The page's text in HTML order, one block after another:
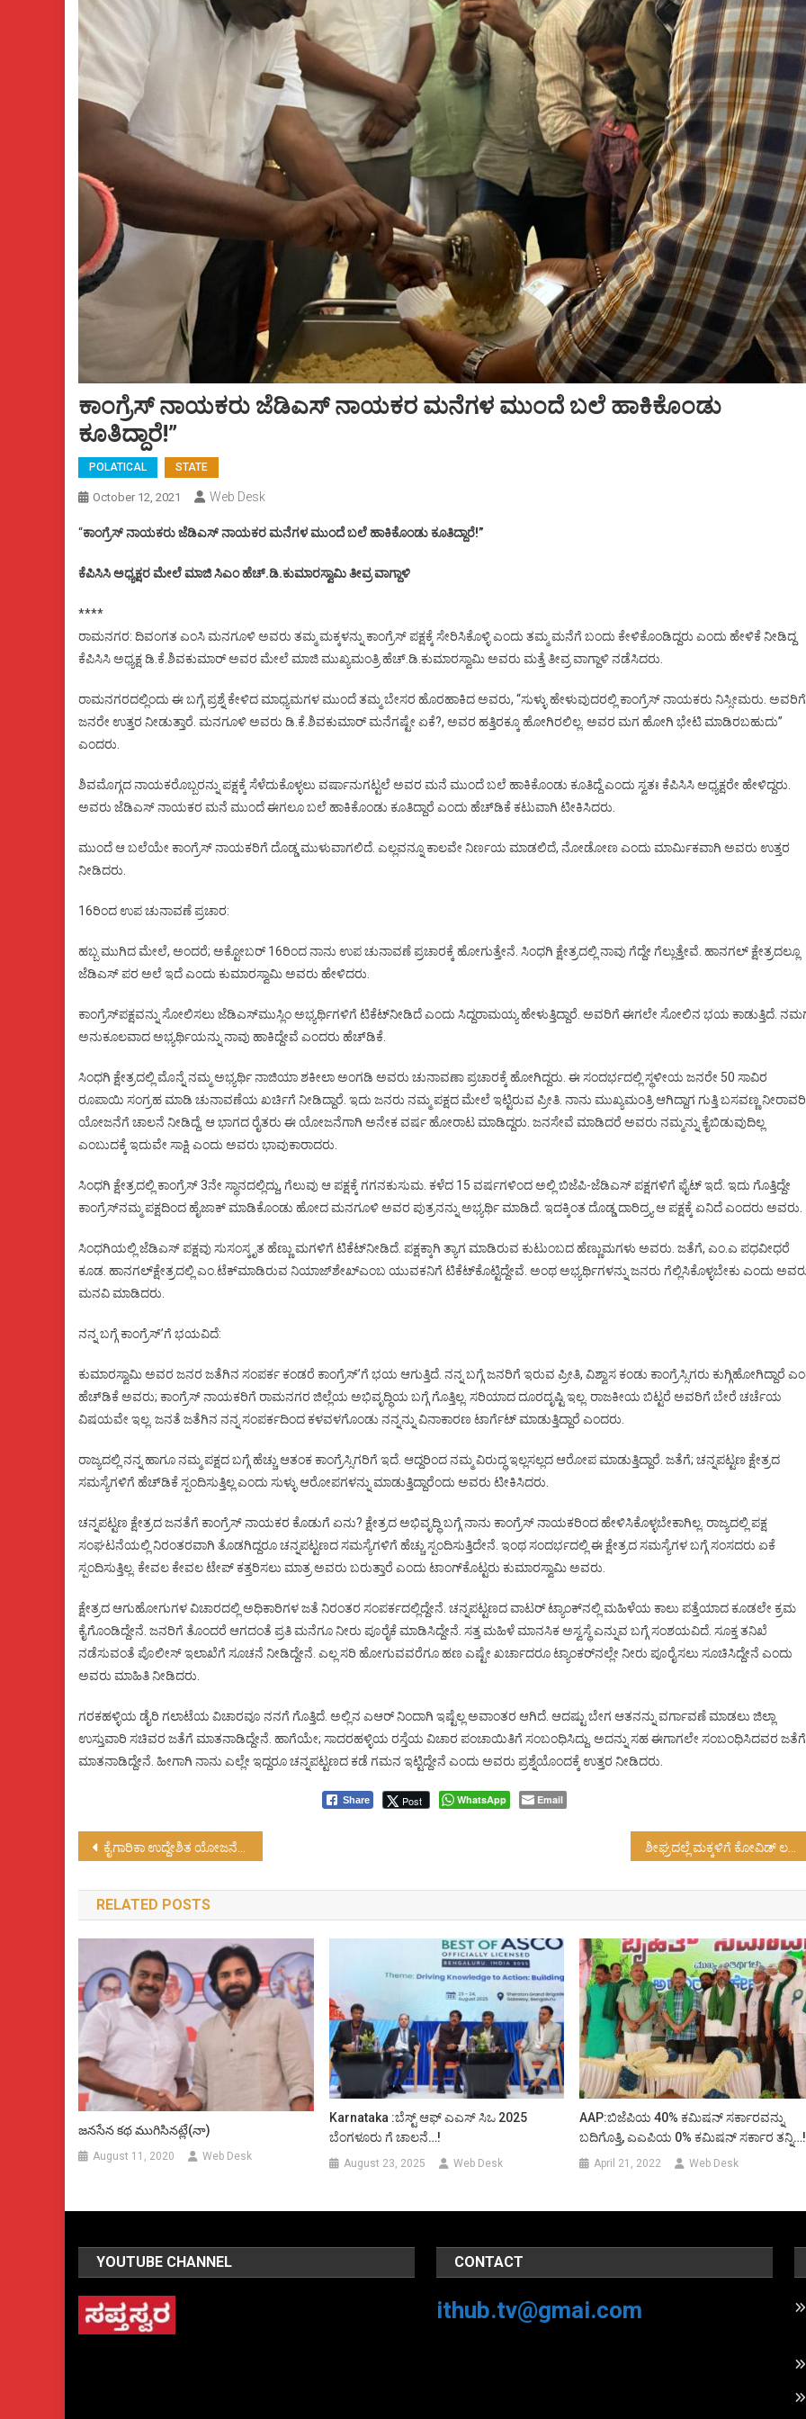
ಕಾಂಗ್ರೆಸ್ ನಾಯಕರು ಜೆಡಿಎಸ್ ನಾಯಕರ ಮನೆಗಳ ಮುಂದೆ ಬಲೆ ಹಾಕಿಕೊಂಡು
ಕೂತಿದ್ದಾರೆ!”
POLATICAL STATE
October 12, 2021 Web Desk
“ಕಾಂಗ್ರೆಸ್ ನಾಯಕರು ಜೆಡಿಎಸ್ ನಾಯಕರ ಮನೆಗಳ ಮುಂದೆ ಬಲೆ ಹಾಕಿಕೊಂಡು ಕೂತಿದ್ದಾರೆ!”
ಕೆಪಿಸಿಸಿ ಅಧ್ಯಕ್ಷರ ಮೇಲೆ ಮಾಜಿ ಸಿಎಂ ಹೆಚ್.ಡಿ.ಕುಮಾರಸ್ವಾಮಿ ತೀವ್ರ ವಾಗ್ದಾಳಿ
****
ರಾಮನಗರ: ದಿವಂಗತ ಎಂಸಿ ಮನಗೂಳಿ ಅವರು ತಮ್ಮ ಮಕ್ಕಳನ್ನು ಕಾಂಗ್ರೆಸ್ ಪಕ್ಷಕ್ಕೆ ಸೇರಿಸಿಕೊಳ್ಳಿ ಎಂದು ತಮ್ಮ ಮನೆಗೆ ಬಂದು ಕೇಳಿಕೊಂಡಿದ್ದರು ಎಂದು ಹೇಳಿಕೆ ನೀಡಿದ್ದ
ಕೆಪಿಸಿಸಿ ಅಧ್ಯಕ್ಷ ಡಿ.ಕೆ.ಶಿವಕುಮಾರ್ ಅವರ ಮೇಲೆ ಮಾಜಿ ಮುಖ್ಯಮಂತ್ರಿ ಹೆಚ್.ಡಿ.ಕುಮಾರಸ್ವಾಮಿ ಅವರು ಮತ್ತೆ ತೀವ್ರ ವಾಗ್ದಾಳಿ ನಡೆಸಿದರು.
ರಾಮನಗರದಲ್ಲಿಂದು ಈ ಬಗ್ಗೆ ಪ್ರಶ್ನೆ ಕೇಳಿದ ಮಾಧ್ಯಮಗಳ ಮುಂದೆ ತಮ್ಮ ಬೇಸರ ಹೊರಹಾಕಿದ ಅವರು, “ಸುಳ್ಳು ಹೇಳುವುದರಲ್ಲಿ ಕಾಂಗ್ರೆಸ್ ನಾಯಕರು ನಿಸ್ಸೀಮರು. ಅವರಿಗೆ
ಜನರೇ ಉತ್ತರ ನೀಡುತ್ತಾರೆ. ಮನಗೂಳಿ ಅವರು ಡಿ.ಕೆ.ಶಿವಕುಮಾರ್ ಮನೆಗಷ್ಟೇ ಏಕೆ?, ಅವರ ಹತ್ತಿರ‌ಕ್ಕೂ ಹೋಗಿರಲಿಲ್ಲ. ಅವರ ಮಗ ಹೋಗಿ ಭೇಟಿ ಮಾಡಿರಬಹುದು”
ಎಂದರು.
ಶಿವಮೊಗ್ಗದ ನಾಯಕರೊಬ್ಬರನ್ನು ಪಕ್ಷಕ್ಕೆ ಸೆಳೆದುಕೊಳ್ಳಲು ವರ್ಷಾನುಗಟ್ಟಲೆ ಅವರ ಮನೆ ಮುಂದೆ ಬಲೆ ಹಾಕಿಕೊಂಡು ಕೂತಿದ್ದೆ ಎಂದು ಸ್ವತಃ ಕೆಪಿಸಿಸಿ ಅಧ್ಯಕ್ಷರೇ ಹೇಳಿದ್ದರು.
ಅವರು ಜೆಡಿಎಸ್‌ ನಾಯಕರ ಮನೆ ಮುಂದೆ ಈಗಲೂ ಬಲೆ ಹಾಕಿಕೊಂಡು ಕೂತಿದ್ದಾರೆ ಎಂದು ಹೆಚ್‌ಡಿಕೆ ಕಟುವಾಗಿ ಟೀಕಿಸಿದರು.
ಮುಂದೆ ಆ ಬಲೆಯೇ ಕಾಂಗ್ರೆಸ್‌ ನಾಯಕರಿಗೆ ದೊಡ್ಡ ಮುಳುವಾಗಲಿದೆ. ಎಲ್ಲವನ್ನೂ ಕಾಲವೇ ನಿರ್ಣಯ ಮಾಡಲಿದೆ, ನೋಡೋಣ ಎಂದು ಮಾರ್ಮಿಕವಾಗಿ ಅವರು ಉತ್ತರ
ನೀಡಿದರು.
16ರಿಂದ ಉಪ ಚುನಾವಣೆ ಪ್ರಚಾರ:
ಹಬ್ಬ ಮುಗಿದ ಮೇಲೆ, ಅಂದರೆ; ಅಕ್ಟೋಬರ್ 16ರಿಂದ ನಾನು ಉಪ ಚುನಾವಣೆ ಪ್ರಚಾರಕ್ಕೆ ಹೋಗುತ್ತೇನೆ. ಸಿಂಧಗಿ ಕ್ಷೇತ್ರದಲ್ಲಿ ನಾವು ಗೆದ್ದೇ ಗೆಲ್ಲುತ್ತೇವೆ. ಹಾನಗಲ್ ಕ್ಷೇತ್ರದಲ್ಲೂ
ಜೆಡಿಎಸ್ ಪರ ಅಲೆ ಇದೆ ಎಂದು ಕುಮಾರಸ್ವಾಮಿ ಅವರು ಹೇಳಿದರು.
ಕಾಂಗ್ರೆಸ್‌ಪಕ್ಷವನ್ನು ಸೋಲಿಸಲು ಜೆಡಿಎಸ್‌ಮುಸ್ಲಿಂ ಅಭ್ಯರ್ಥಿಗಳಿಗೆ ಟಿಕೆಟ್‌ನೀಡಿದೆ ಎಂದು ಸಿದ್ದರಾಮಯ್ಯ ಹೇಳುತ್ತಿದ್ದಾರೆ. ಅವರಿಗೆ ಈಗಲೇ ಸೋಲಿನ ಭಯ ಕಾಡುತ್ತಿದೆ.
ಅನುಕೂಲವಾದ ಅಭ್ಯರ್ಥಿಯನ್ನು ನಾವು ಹಾಕಿದ್ದೇವೆ ಎಂದರು ಹೆಚ್‌ಡಿಕೆ.
ಸಿಂಧಗಿ ಕ್ಷೇತ್ರದಲ್ಲಿ ಮೊನ್ನೆ ನಮ್ಮ ಅಭ್ಯರ್ಥಿ ನಾಜಿಯಾ ಶಕೀಲಾ ಅಂಗಡಿ ಅವರು ಚುನಾವಣಾ ಪ್ರಚಾರಕ್ಕೆ ಹೋಗಿದ್ದರು. ಈ ಸಂದರ್ಭದಲ್ಲಿ ಸ್ಥಳೀಯ ಜನರೇ 50 ಸಾವಿರ
ರೂಪಾಯಿ ಸಂಗ್ರಹ ಮಾಡಿ ಚುನಾವಣೆಯ ಖರ್ಚಿಗೆ ನೀಡಿದ್ದಾರೆ. ಇದು ಜನರು ನಮ್ಮ ಪಕ್ಷದ ಮೇಲೆ ಇಟ್ಟಿರುವ ಪ್ರೀತಿ. ನಾನು ಮುಖ್ಯಮಂತ್ರಿ ಆಗಿದ್ದಾಗ ಗುತ್ತಿ ಬಸವಣ್ಣ ನೀರಾವರಿ
ಯೋಜನೆಗೆ ಚಾಲನೆ ನೀಡಿದ್ದೆ. ಆ ಭಾಗದ ರೈತರು ಈ ಯೋಜನೆಗಾಗಿ ಅನೇಕ ವರ್ಷ ಹೋರಾಟ ಮಾಡಿದ್ದರು. ಜನಸೇವೆ ಮಾಡಿದರೆ ಅವರು ನಮ್ಮನ್ನು ಕೈಬಿಡುವುದಿಲ್ಲ
ಎಂಬುದಕ್ಕೆ ಇದುವೇ ಸಾಕ್ಷಿ ಎಂದು ಅವರು ಭಾವುಕಾರಾದರು.
ಸಿಂಧಗಿ ಕ್ಷೇತ್ರದಲ್ಲಿ ಕಾಂಗ್ರೆಸ್ 3ನೇ ಸ್ಥಾನದಲ್ಲಿದ್ದು, ಗೆಲುವು ಆ ಪಕ್ಷಕ್ಕೆ ಗಗನಕುಸುಮ. ಕಳೆದ 15 ವರ್ಷಗಳಿಂದ ಅಲ್ಲಿ ಬಿಜೆಪಿ-ಜೆಡಿಎಸ್ ಪಕ್ಷಗಳಿಗೆ ಫೈಟ್ ಇದೆ. ಇದು ಗೊತ್ತಿದ್ದೇ
ಕಾಂಗ್ರೆಸ್‌ನಮ್ಮ ಪಕ್ಷದಿಂದ ಹೈಜಾಕ್ ಮಾಡಿಕೊಂಡು ಹೋದ ಮನಗೂಳಿ ಅವರ ಪುತ್ರನನ್ನು ಅಭ್ಯರ್ಥಿ ಮಾಡಿದೆ. ಇದಕ್ಕಿಂತ ದೊಡ್ಡ ದಾರಿದ್ರ್ಯ ಆ ಪಕ್ಷಕ್ಕೆ ಏನಿದೆ ಎಂದರು ಅವರು.
ಸಿಂಧಗಿಯಲ್ಲಿ ಜೆಡಿಎಸ್ ಪಕ್ಷವು ಸುಸಂಸ್ಕೃತ ಹೆಣ್ಣು ಮಗಳಿಗೆ ಟಿಕೆಟ್‌ನೀಡಿದೆ. ಪಕ್ಷಕ್ಕಾಗಿ ತ್ಯಾಗ ಮಾಡಿರುವ ಕುಟುಂಬದ ಹೆಣ್ಣುಮಗಳು ಅವರು. ಜತೆಗೆ, ಎಂ.ಎ ಪಧವೀಧರೆ
ಕೂಡ. ಹಾನಗಲ್‌ಕ್ಷೇತ್ರದಲ್ಲಿ ಎಂ.ಟೆಕ್‌ಮಾಡಿರುವ ನಿಯಾಜ್‌ಶೇಖ್‌ಎಂಬ ಯುವಕನಿಗೆ ಟಿಕೆಟ್‌ಕೊಟ್ಟಿದ್ದೇವೆ. ಅಂಥ ಅಭ್ಯರ್ಥಿಗಳನ್ನು ಜನರು ಗೆಲ್ಲಿಸಿಕೊಳ್ಳಬೇಕು ಎಂದು
ಮನವಿ ಮಾಡಿದರು.
ನನ್ನ ಬಗ್ಗೆ ಕಾಂಗ್ರೆಸ್‌ʼಗೆ ಭಯವಿದೆ:
ಕುಮಾರಸ್ವಾಮಿ ಅವರ ಜನರ ಜತೆಗಿನ ಸಂಪರ್ಕ ಕಂಡರೆ ಕಾಂಗ್ರೆಸ್‌ʼಗೆ ಭಯ ಆಗುತ್ತಿದೆ. ನನ್ನ ಬಗ್ಗೆ ಜನರಿಗೆ ಇರುವ ಪ್ರೀತಿ, ವಿಶ್ವಾಸ ಕಂಡು ಕಾಂಗ್ರೆಸ್ಸಿಗರು ಕುಗ್ಗಿಹೋಗಿದ್ದಾರೆ
ಹೆಚ್‌ಡಿಕೆ ಅವರು; ಕಾಂಗ್ರೆಸ್ ನಾಯಕರಿಗೆ ರಾಮನಗರ ಜಿಲ್ಲೆಯ ಅಭಿವೃದ್ಧಿಯ ಬಗ್ಗೆ ಗೊತ್ತಿಲ್ಲ. ಸರಿಯಾದ ದೂರದೃಷ್ಟಿ ಇಲ್ಲ. ರಾಜಕೀಯ ಬಿಟ್ಟರೆ ಅವರಿಗೆ ಬೇರೆ ಚರ್ಚೆಯ
ವಿಷಯವೇ ಇಲ್ಲ. ಜನತೆ ಜತೆಗಿನ ನನ್ನ ಸಂಪರ್ಕದಿಂದ ಕಳವಳಗೊಂಡು ನನ್ನನ್ನು ವಿನಾಕಾರಣ ಟಾರ್ಗೆಟ್ ಮಾಡುತ್ತಿದ್ದಾರೆ ಎಂದರು.
ರಾಜ್ಯದಲ್ಲಿ ನನ್ನ ಹಾಗೂ ನಮ್ಮ ಪಕ್ಷದ ಬಗ್ಗೆ ಹೆಚ್ಚು ಆತಂಕ ಕಾಂಗ್ರೆಸ್ಸಿಗರಿಗೆ ಇದೆ. ಆದ್ದರಿಂದ ನಮ್ಮ ವಿರುದ್ಧ ಇಲ್ಲಸಲ್ಲದ ಆರೋಪ ಮಾಡುತ್ತಿದ್ದಾರೆ. ಜತೆಗೆ; ಚನ್ನಪಟ್ಟಣ ಕ್ಷೇತ್ರದ
ಸಮಸ್ಯೆಗಳಿಗೆ ಹೆಚ್‌ಡಿಕೆ ಸ್ಪಂದಿಸುತ್ತಿಲ್ಲ ಎಂದು ಸುಳ್ಳು ಆರೋಪಗಳನ್ನು ಮಾಡುತ್ತಿದ್ದಾರೆಂದು ಅವರು ಟೀಕಿಸಿದರು.
ಚನ್ನಪಟ್ಟಣ ಕ್ಷೇತ್ರದ ಜನತೆಗೆ ಕಾಂಗ್ರೆಸ್ ನಾಯಕರ ಕೊಡುಗೆ ಏನು? ಕ್ಷೇತ್ರದ ಅಭಿವೃದ್ಧಿ ಬಗ್ಗೆ ನಾನು ಕಾಂಗ್ರೆಸ್ ನಾಯಕರಿಂದ ಹೇಳಿಸಿಕೊಳ್ಳಬೇಕಾಗಿಲ್ಲ. ರಾಜ್ಯದಲ್ಲಿ ಪಕ್ಷ
ಸಂಘಟನೆಯಲ್ಲಿ ನಿರಂತರವಾಗಿ ತೊಡಗಿದ್ದರೂ ಚನ್ನಪಟ್ಟಣದ ಸಮಸ್ಯೆಗಳಿಗೆ ಹೆಚ್ಚು ಸ್ಪಂದಿಸುತ್ತಿದೇನೆ. ಇಂಥ ಸಂದರ್ಭದಲ್ಲಿ ಈ ಕ್ಷೇತ್ರದ ಸಮಸ್ಯೆಗಳ ಬಗ್ಗೆ ಸಂಸದರು ಏಕೆ
ಸ್ಪಂದಿಸುತ್ತಿಲ್ಲ. ಕೇವಲ ಕೇವಲ ಟೇಪ್ ಕತ್ತರಿಸಲು ಮಾತ್ರ ಅವರು ಬರುತ್ತಾರೆ ಎಂದು ಟಾಂಗ್‌ಕೊಟ್ಟರು ಕುಮಾರಸ್ವಾಮಿ ಅವರು.
ಕ್ಷೇತ್ರದ ಆಗುಹೋಗುಗಳ ವಿಚಾರದಲ್ಲಿ ಅಧಿಕಾರಿಗಳ ಜತೆ ನಿರಂತರ ಸಂಪರ್ಕದಲ್ಲಿದ್ದೇನೆ. ಚನ್ನಪಟ್ಟಣದ ವಾಟರ್ ಟ್ಯಾಂಕ್‌ನಲ್ಲಿ ಮಹಿಳೆಯ ಕಾಲು ಪತ್ತೆಯಾದ ಕೂಡಲೇ ಕ್ರಮ
ಕೈಗೊಂಡಿದ್ದೇನೆ. ಜನರಿಗೆ ತೊಂದರೆ ಆಗದಂತೆ ಪ್ರತಿ ಮನೆಗೂ ನೀರು ಪೂರೈಕೆ ಮಾಡಿಸಿದ್ದೇನೆ. ಸತ್ತ ಮಹಿಳೆ ಮಾನಸಿಕ ಅಸ್ವಸ್ಥೆ ಎನ್ನುವ ಬಗ್ಗೆ ಸಂಶಯವಿದೆ. ಸೂಕ್ತ ತನಿಖೆ
ನಡೆಸುವಂತೆ ಪೊಲೀಸ್ ಇಲಾಖೆಗೆ ಸೂಚನೆ ನೀಡಿದ್ದೇನೆ. ಎಲ್ಲ ಸರಿ ಹೋಗುವವರೆಗೂ ಹಣ ಎಷ್ಟೇ ಖರ್ಚಾದರೂ ಟ್ಯಾಂಕರ್‌‌ನಲ್ಲೇ ನೀರು ಪೂರೈಸಲು ಸೂಚಿಸಿದ್ದೇನೆ ಎಂದು
ಅವರು ಮಾಹಿತಿ ನೀಡಿದರು.
ಗರಕಹಳ್ಳಿಯ ಡೈರಿ ಗಲಾಟೆಯ ವಿಚಾರವೂ ನನಗೆ ಗೊತ್ತಿದೆ. ಅಲ್ಲಿನ ಎಆರ್ ನಿಂದಾಗಿ ಇಷ್ಟೆಲ್ಲ ಅವಾಂತರ ಆಗಿದೆ. ಆದಷ್ಟು ಬೇಗ ಆತನನ್ನು ವರ್ಗಾವಣೆ ಮಾಡಲು ಜಿಲ್ಲಾ
ಉಸ್ತುವಾರಿ ಸಚಿವರ ಜತೆಗೆ ಮಾತನಾಡಿದ್ದೇನೆ. ಹಾಗೆಯೇ; ಸಾದರಹಳ್ಳಿಯ ರಸ್ತೆಯ ವಿಚಾರ ಪಂಚಾಯಿತಿಗೆ ಸಂಬಂಧಿಸಿದ್ದು. ಅದನ್ನು ಸಹ ಈಗಾಗಲೇ ಸಂಬಂಧಿಸಿದವರ ಜತೆಗೆ
ಮಾತನಾಡಿದ್ದೇನೆ. ಹೀಗಾಗಿ ನಾನು ಎಲ್ಲೇ ಇದ್ದರೂ ಚನ್ನಪಟ್ಟಣದ ಕಡೆ ಗಮನ ಇಟ್ಟಿದ್ದೇನೆ ಎಂದು ಅವರು ಪ್ರಶ್ನೆಯೊಂದಕ್ಕೆ ಉತ್ತರ ನೀಡಿದರು.
Share Post WhatsApp Email
Post
navigation
ಕೈಗಾರಿಕಾ ಉದ್ದೇಶಿತ ಯೋಜನೆಗಳನ್ನು ಪೂರ್ಣಗೊಳಿಸಿದ 10 ರಿಂದ 15 ದಿನದೊಳಗೆ ಕ್ರಯಪತ್ರ (ಸೇಲ್‌ಡೀಡ್)….! ಶೀಘ್ರದಲ್ಲೆ ಮಕ್ಕಳಿಗೆ ಕೋವಿಡ್ ಲಸಿಕೆ…?
RELATED POSTS
జనసేన కథ ముగిసినట్లే(నా)
August 11, 2020 Web Desk
Karnataka :ಬೆಸ್ಟ್ ಆಫ್ ಎಎಸ್ ಸಿಒ 2025
ಬೆಂಗಳೂರು ಗೆ ಚಾಲನೆ…!
August 23, 2025 Web Desk
AAP:ಬಿಜೆಪಿಯ 40% ಕಮಿಷನ್‌ ಸರ್ಕಾರವನ್ನು
ಬದಿಗೊತ್ತಿ, ಎಎಪಿಯ 0% ಕಮಿಷನ್‌ ಸರ್ಕಾರ ತನ್ನಿ…!
April 21, 2022 Web Desk
YOUTUBE CHANNEL CONTACT
ithub.tv@gmai.com